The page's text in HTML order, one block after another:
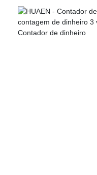
been gradually
denomination value
wider range of